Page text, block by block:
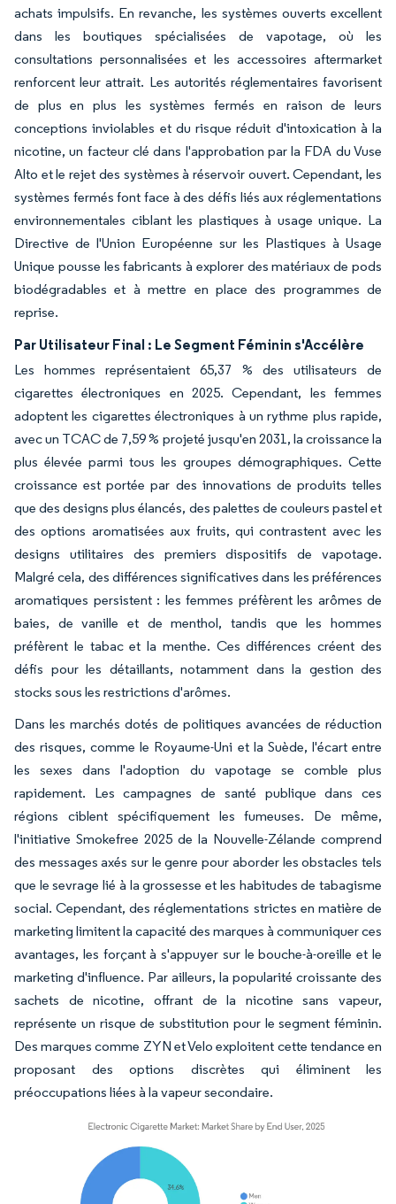
achats impulsifs. En revanche, les systèmes ouverts excellent
dans les boutiques spécialisées de vapotage, où les
consultations personnalisées et les accessoires aftermarket
renforcent leur attrait. Les autorités réglementaires favorisent
de plus en plus les systèmes fermés en raison de leurs
conceptions inviolables et du risque réduit d'intoxication à la
nicotine, un facteur clé dans l'approbation par la FDA du Vuse
Alto et le rejet des systèmes à réservoir ouvert. Cependant, les
systèmes fermés font face à des défis liés aux réglementations
environnementales ciblant les plastiques à usage unique. La
Directive de l'Union Européenne sur les Plastiques à Usage
Unique pousse les fabricants à explorer des matériaux de pods
biodégradables et à mettre en place des programmes de
reprise.
Par Utilisateur Final : Le Segment Féminin s'Accélère
Les hommes représentaient 65,37 % des utilisateurs de
cigarettes électroniques en 2025. Cependant, les femmes
adoptent les cigarettes électroniques à un rythme plus rapide,
avec un TCAC de 7,59 % projeté jusqu'en 2031, la croissance la
plus élevée parmi tous les groupes démographiques. Cette
croissance est portée par des innovations de produits telles
que des designs plus élancés, des palettes de couleurs pastel et
des options aromatisées aux fruits, qui contrastent avec les
designs utilitaires des premiers dispositifs de vapotage.
Malgré cela, des différences significatives dans les préférences
aromatiques persistent : les femmes préfèrent les arômes de
baies, de vanille et de menthol, tandis que les hommes
préfèrent le tabac et la menthe. Ces différences créent des
défis pour les détaillants, notamment dans la gestion des
stocks sous les restrictions d'arômes.
Dans les marchés dotés de politiques avancées de réduction
des risques, comme le Royaume-Uni et la Suède, l'écart entre
les sexes dans l'adoption du vapotage se comble plus
rapidement. Les campagnes de santé publique dans ces
régions ciblent spécifiquement les fumeuses. De même,
l'initiative Smokefree 2025 de la Nouvelle-Zélande comprend
des messages axés sur le genre pour aborder les obstacles tels
que le sevrage lié à la grossesse et les habitudes de tabagisme
social. Cependant, des réglementations strictes en matière de
marketing limitent la capacité des marques à communiquer ces
avantages, les forçant à s'appuyer sur le bouche-à-oreille et le
marketing d'influence. Par ailleurs, la popularité croissante des
sachets de nicotine, offrant de la nicotine sans vapeur,
représente un risque de substitution pour le segment féminin.
Des marques comme ZYN et Velo exploitent cette tendance en
proposant des options discrètes qui éliminent les
préoccupations liées à la vapeur secondaire.